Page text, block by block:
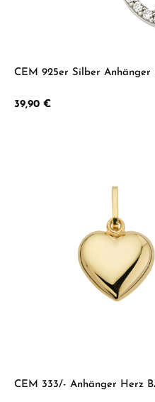
CEM 925er Silber Anhänger
Regulärer Preis:
39,90 €
CEM 333/- Anhänger Herz